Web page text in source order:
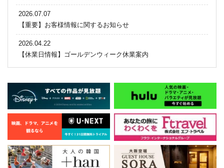
2026.07.07
【重要】お客様情報に関するお知らせ
2026.04.22
【休業日情報】ゴールデンウィーク休業案内